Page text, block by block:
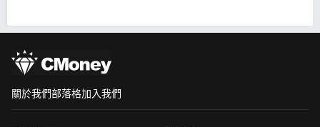
關於我們部落格加入我們